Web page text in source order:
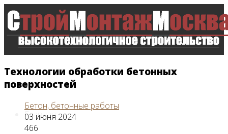
Главная
Технологии обработки бетонных
поверхностей
Бетон, бетонные работы
03 июня 2024
466